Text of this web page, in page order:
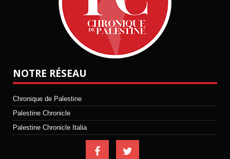
NOTRE RÉSEAU
Chronique de Palestine
Palestine Chronicle
Palestine Chronicle Italia